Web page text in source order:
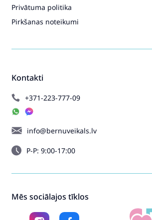
Kontakti
+371-223-777-09
info@bernuveikals.lv
P-P: 9:00-17:00
Privātuma politika
Pirkšanas noteikumi
Mēs sociālajos tīklos